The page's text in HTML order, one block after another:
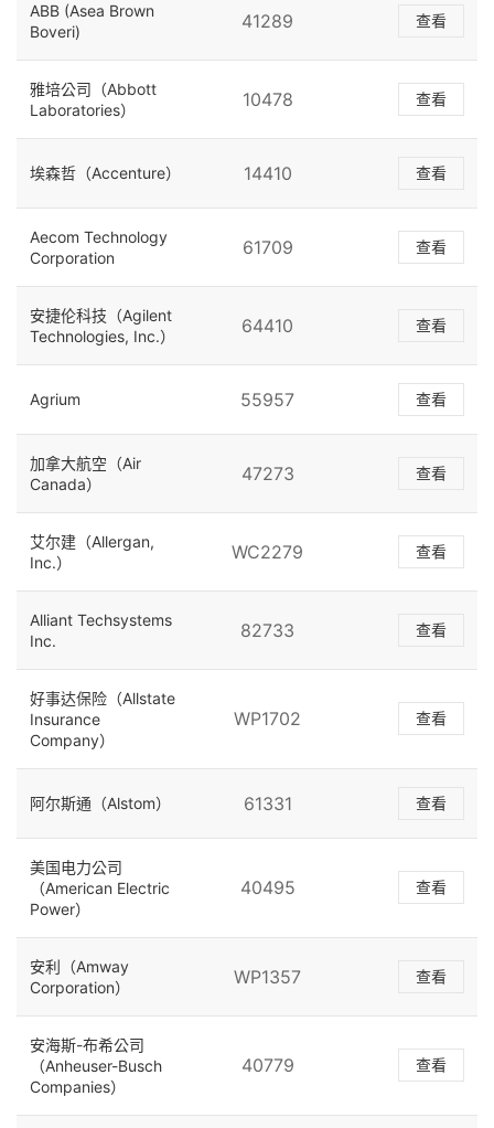
ABB (Asea Brown
Boveri)
41289 查看
雅培公司（Abbott
Laboratories）
10478 查看
埃森哲（Accenture） 14410 查看
Aecom Technology
Corporation
61709 查看
安捷伦科技（Agilent
Technologies, Inc.）
64410 查看
Agrium 55957 查看
加拿大航空（Air
Canada）
47273 查看
艾尔建（Allergan,
Inc.）
WC2279 查看
Alliant Techsystems
Inc.
82733 查看
好事达保险（Allstate
Insurance
Company）
WP1702 查看
阿尔斯通（Alstom） 61331 查看
美国电力公司
（American Electric
Power）
40495 查看
安利（Amway
Corporation）
WP1357 查看
安海斯-布希公司
（Anheuser-Busch
Companies）
40779 查看